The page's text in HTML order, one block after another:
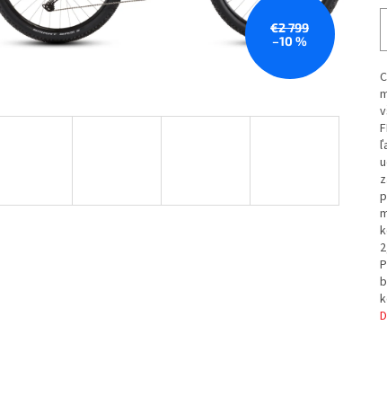
€2 799
–10 %